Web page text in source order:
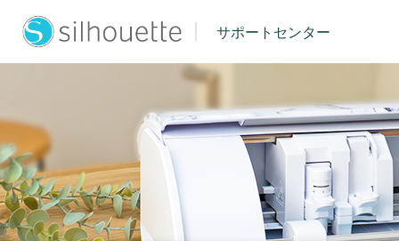
サポートセンター
シルエットジャパン サポート